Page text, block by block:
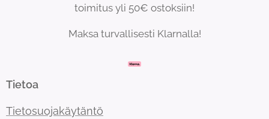
toimitus yli 50€ ostoksiin!
Maksa turvallisesti Klarnalla!
Tietoa
Tietosuojakäytäntö